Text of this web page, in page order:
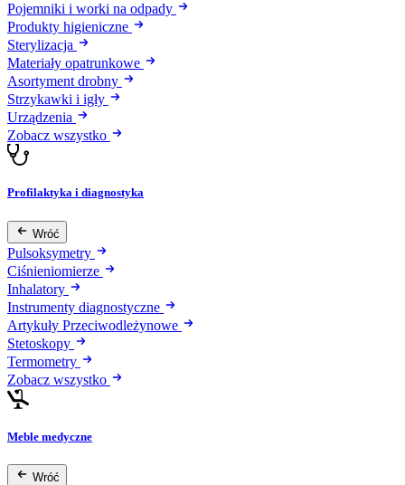
Pojemniki i worki na odpady
Produkty higieniczne
Sterylizacja
Materiały opatrunkowe
Asortyment drobny
Strzykawki i igły
Urządzenia
Zobacz wszystko
Profilaktyka i diagnostyka
Wróć
Pulsoksymetry
Ciśnieniomierze
Inhalatory
Instrumenty diagnostyczne
Artykuły Przeciwodleżynowe
Stetoskopy
Termometry
Zobacz wszystko
Meble medyczne
Wróć